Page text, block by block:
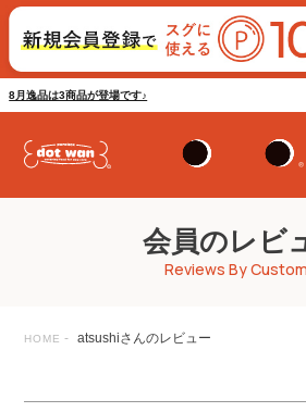
8月逸品は3商品が登場です♪
会員のレビ
Reviews By
HOME atsushiさんのレビュー